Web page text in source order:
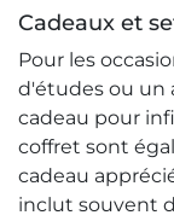
Cadeaux et
Pour les
d'études ou un
cadeau pour
coffret sont
cadeau
inclut souvent